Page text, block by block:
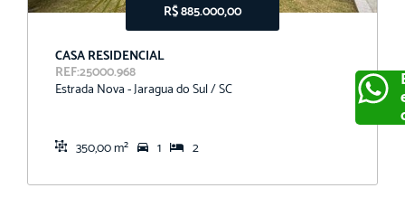
R$ 885.000,00
CASA RESIDENCIAL
REF:25000.968
Estrada Nova - Jaragua do Sul / SC
350,00 m² 1 2